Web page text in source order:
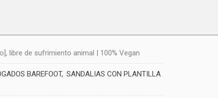
libre de sufrimiento animal | 100% Vegan
BAREFOOT SANDALIAS CON PLANTILLA